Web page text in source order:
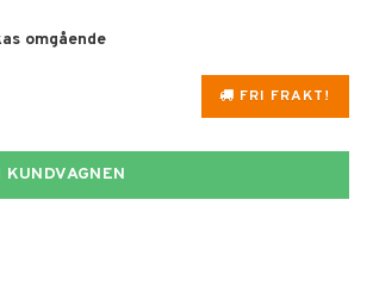
omgående
FRI FRAKT!
KUNDVAGNEN